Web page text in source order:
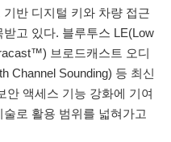
반 디지털 키와 차량 접근
고 있다. 블루투스 LE(Low
브로드캐스트 오디
Channel Sounding) 등 최신
안 액세스 기능 강화에 기여
로 활용 범위를 넓혀가고